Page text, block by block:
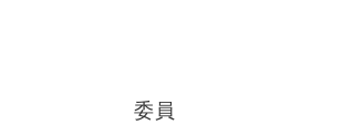
委員